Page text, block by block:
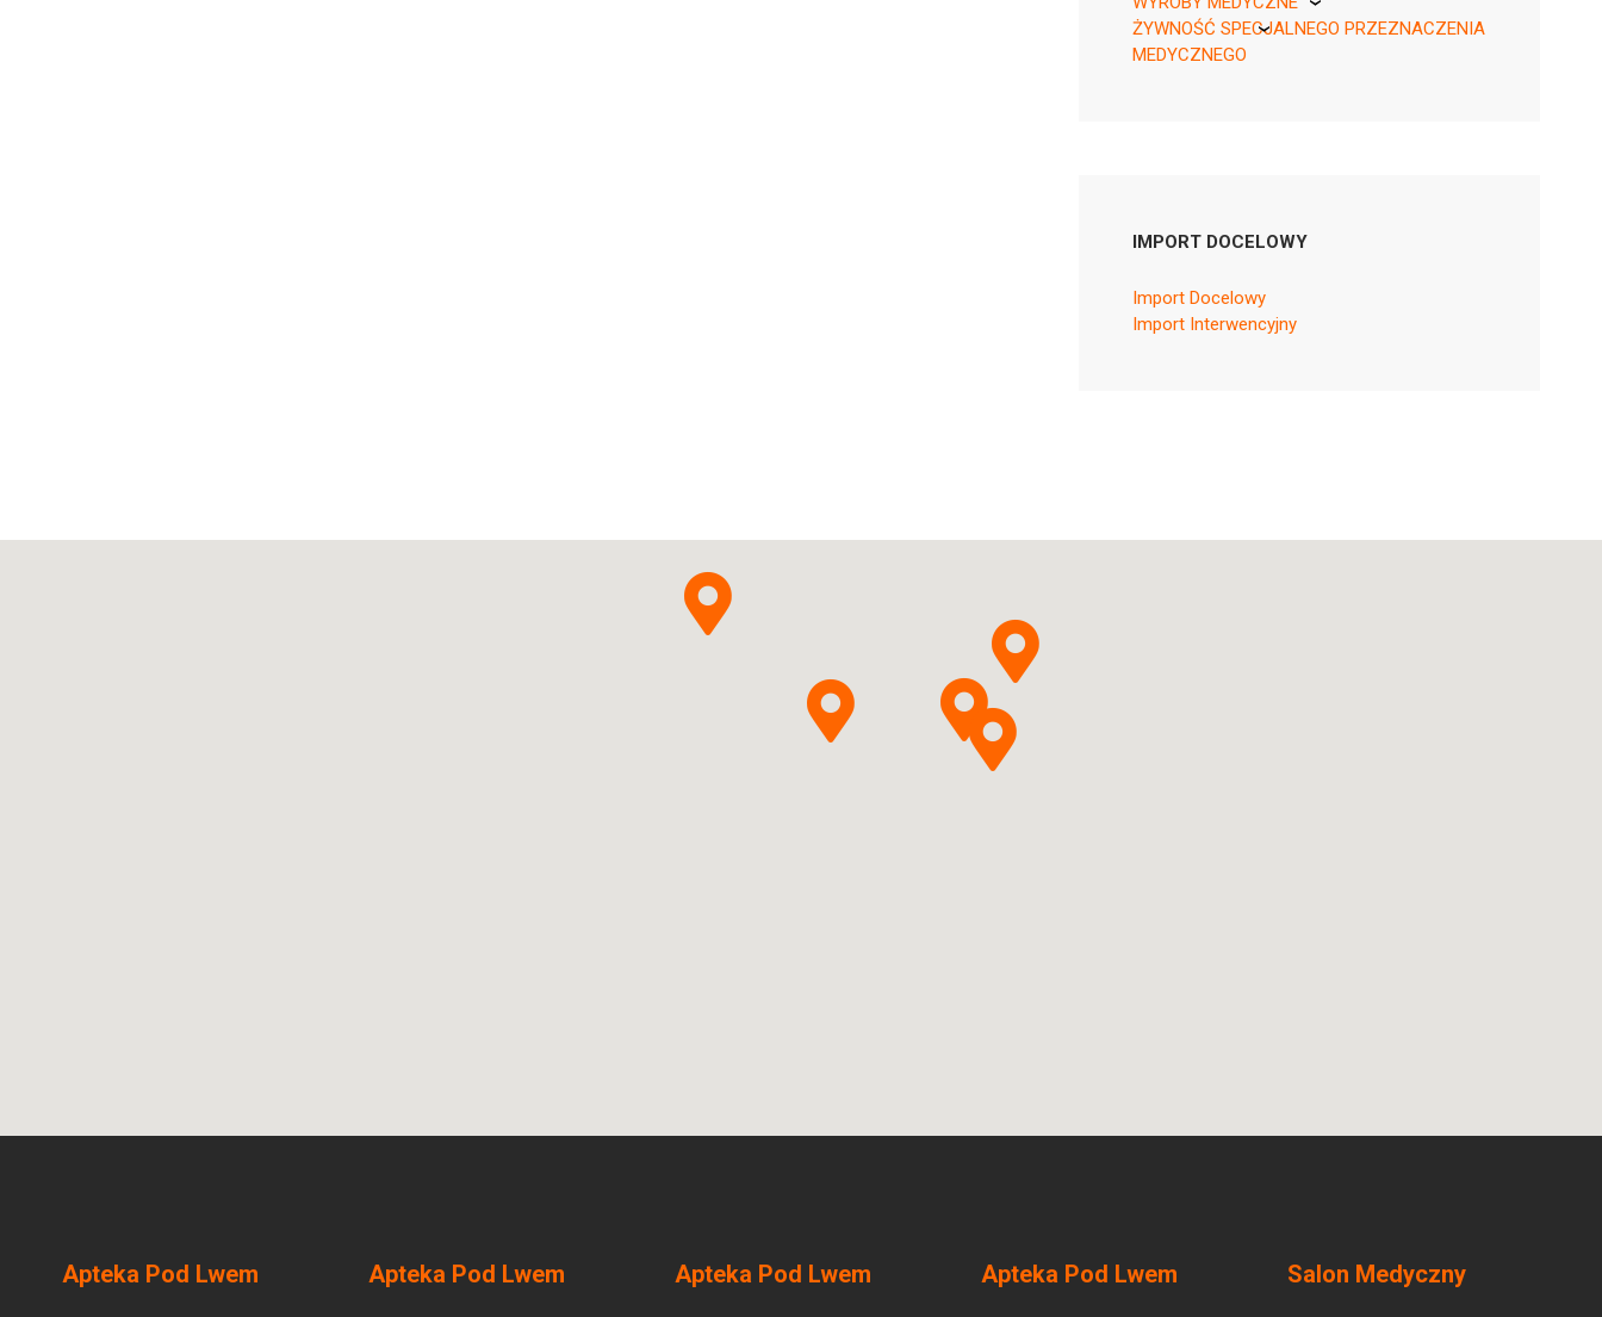
KikGel
ŻYWNOŚĆ SPECJALNEGO PRZEZNACZENIA
MEDYCZNEGO
IMPORT DOCELOWY
Import Docelowy
Import Interwencyjny
Apteka Pod Lwem Apteka Pod Lwem Apteka Pod Lwem Apteka Pod Lwem Salon Medyczny